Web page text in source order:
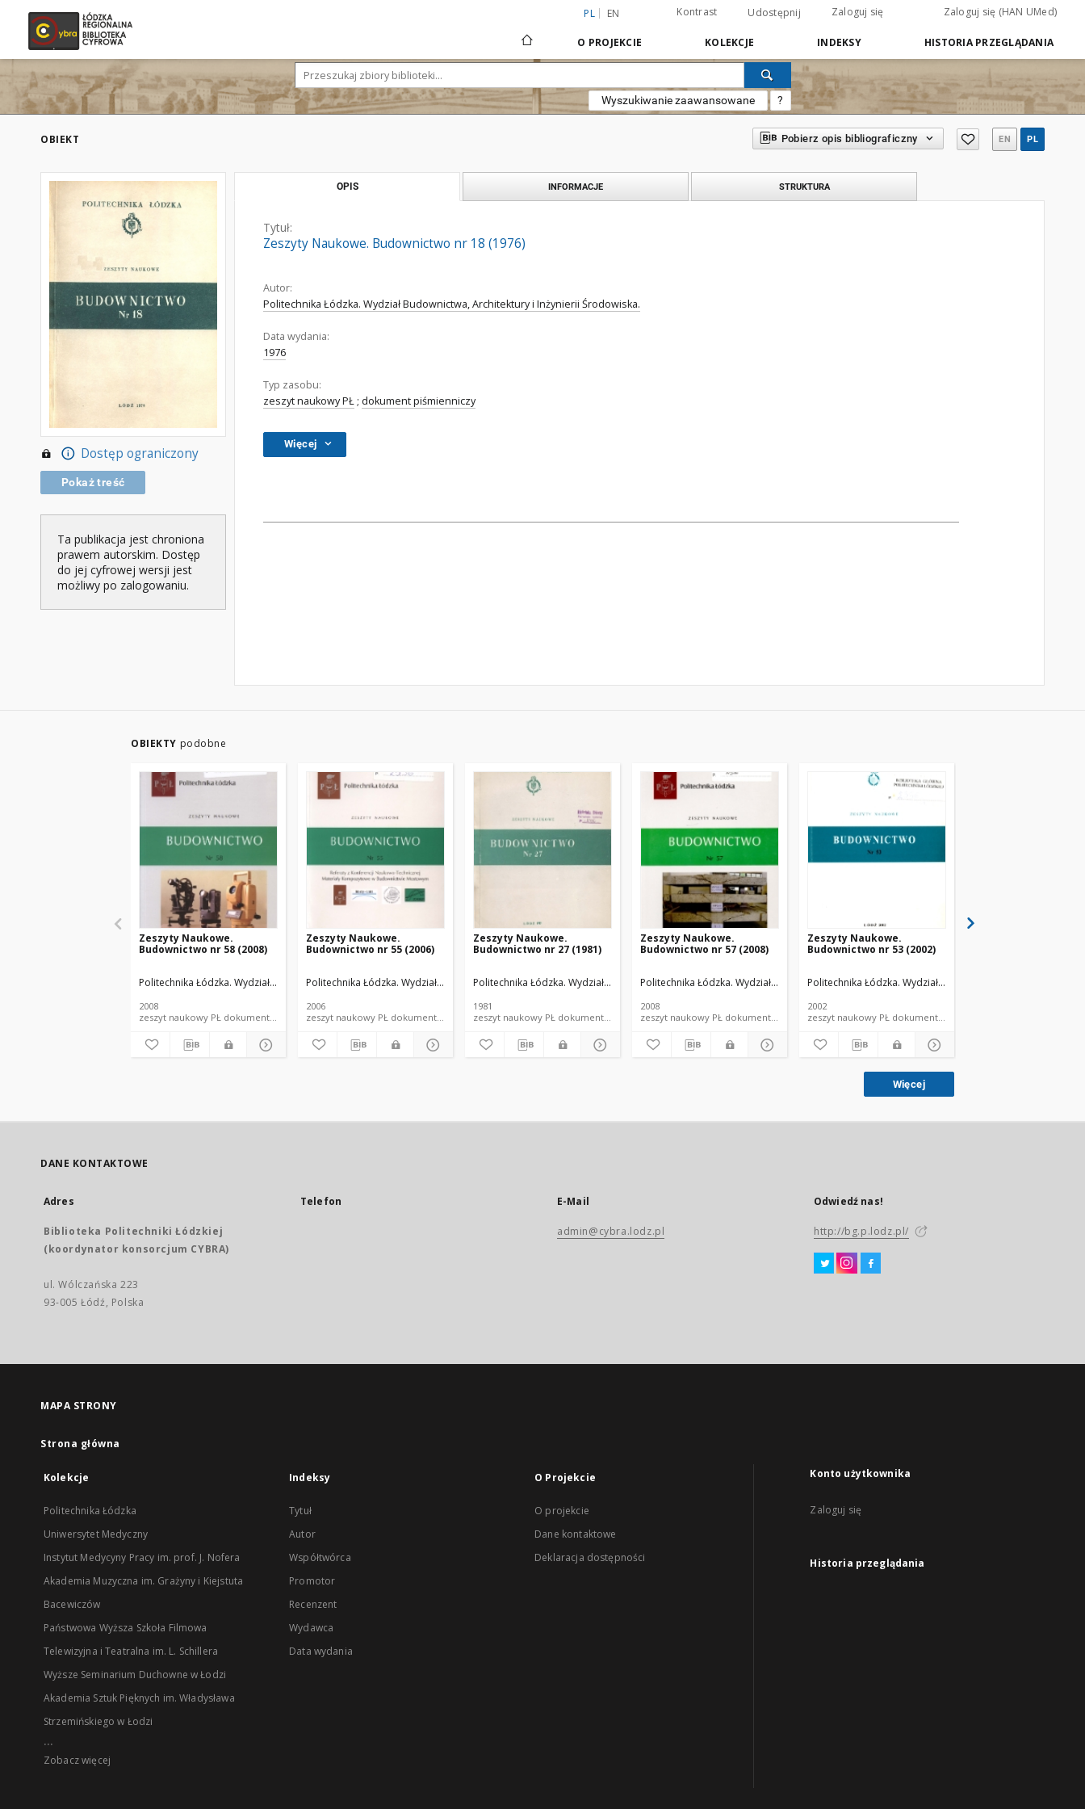
PL EN Kontrast Udostępnij Zaloguj się Zaloguj się (HAN UMed)
O PROJEKCIE KOLEKCJE INDEKSY HISTORIA PRZEGLĄDANIA
Wyszukiwanie zaawansowane ?
OBIEKT Pobierz opis bibliograficzny EN PL
Dostęp ograniczony
Pokaż treść
Ta publikacja jest chroniona
prawem autorskim. Dostęp
do jej cyfrowej wersji jest
możliwy po zalogowaniu.
OPIS INFORMACJE STRUKTURA
Tytuł:
Zeszyty Naukowe. Budownictwo nr 18 (1976)
Autor:
Politechnika Łódzka. Wydział Budownictwa, Architektury i Inżynierii Środowiska.
Data wydania:
1976
Typ zasobu:
zeszyt naukowy PŁ ; dokument piśmienniczy
Więcej
OBIEKTY podobne
Zeszyty Naukowe.
Budownictwo nr 58 (2008)
Politechnika Łódzka. Wydział Budownictwa, Architektury i Inżynierii Środowiska. Przewłocki, Stefan (1933- ). Red.
2008
zeszyt naukowy PŁ dokument piśmienniczy
Zeszyty Naukowe.
Budownictwo nr 55 (2006)
Politechnika Łódzka. Wydział Budownictwa, Architektury i Inżynierii Środowiska. Przewłocki, Stefan (1933- ). Red.
2006
zeszyt naukowy PŁ dokument piśmienniczy
Zeszyty Naukowe.
Budownictwo nr 27 (1981)
Politechnika Łódzka. Wydział Budownictwa, Architektury i Inżynierii Środowiska. Przewłocki, Stefan (1933- ). Red.
1981
zeszyt naukowy PŁ dokument piśmienniczy
Zeszyty Naukowe.
Budownictwo nr 57 (2008)
Politechnika Łódzka. Wydział Budownictwa, Architektury i Inżynierii Środowiska.
2008
zeszyt naukowy PŁ dokument piśmienniczy
Zeszyty Naukowe.
Budownictwo nr 53 (2002)
Politechnika Łódzka. Wydział Budownictwa, Architektury i
2002
zeszyt naukowy PŁ dokument piśmienniczy
Więcej
DANE KONTAKTOWE
Adres
Biblioteka Politechniki Łódzkiej
(koordynator konsorcjum CYBRA)
ul. Wólczańska 223
93-005 Łódź, Polska
Telefon E-Mail
admin@cybra.lodz.pl
Odwiedź nas!
http://bg.p.lodz.pl/
MAPA STRONY
Strona główna
Kolekcje
Politechnika Łódzka
Uniwersytet Medyczny
Instytut Medycyny Pracy im. prof. J. Nofera
Akademia Muzyczna im. Grażyny i Kiejstuta
Bacewiczów
Państwowa Wyższa Szkoła Filmowa
Telewizyjna i Teatralna im. L. Schillera
Wyższe Seminarium Duchowne w Łodzi
Akademia Sztuk Pięknych im. Władysława
Strzemińskiego w Łodzi
...
Zobacz więcej
Indeksy
Tytuł
Autor
Współtwórca
Promotor
Recenzent
Wydawca
Data wydania
O Projekcie
O projekcie
Dane kontaktowe
Deklaracja dostępności
Konto użytkownika
Zaloguj się
Historia przeglądania